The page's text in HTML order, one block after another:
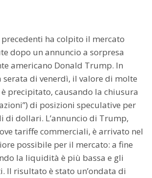
precedenti ha colpito il mercato
dopo un annuncio a sorpresa
americano Donald Trump. In
serata di venerdì, il valore di molte
precipitato, causando la chiusura
di posizioni speculative per
di dollari. L’annuncio di Trump,
tariffe commerciali, è arrivato nel
possibile per il mercato: a fine
la liquidità è più bassa e gli
Il risultato è stato un’ondata di